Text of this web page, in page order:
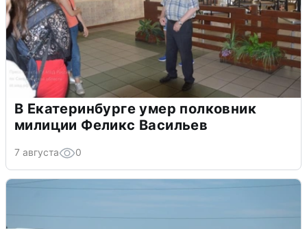
В Екатеринбурге умер полковник
милиции Феликс Васильев
7 августа 0